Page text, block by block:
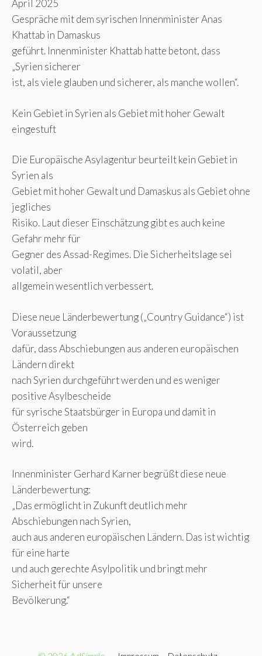
April 2025
Gespräche mit dem syrischen Innenminister Anas
Khattab in Damaskus
geführt. Innenminister Khattab hatte betont, dass
„Syrien sicherer
ist, als viele glauben und sicherer, als manche wollen“.
Kein Gebiet in Syrien als Gebiet mit hoher Gewalt
eingestuft
Die Europäische Asylagentur beurteilt kein Gebiet in
Syrien als
Gebiet mit hoher Gewalt und Damaskus als Gebiet ohne
jegliches
Risiko. Laut dieser Einschätzung gibt es auch keine
Gefahr mehr für
Gegner des Assad-Regimes. Die Sicherheitslage sei
volatil, aber
allgemein wesentlich verbessert.
Diese neue Länderbewertung („Country Guidance“) ist
Voraussetzung
dafür, dass Abschiebungen aus anderen europäischen
Ländern direkt
nach Syrien durchgeführt werden und es weniger
positive Asylbescheide
für syrische Staatsbürger in Europa und damit in
Österreich geben
wird.
Innenminister Gerhard Karner begrüßt diese neue
Länderbewertung:
„Das ermöglicht in Zukunft deutlich mehr
Abschiebungen nach Syrien,
auch aus anderen europäischen Ländern. Das ist wichtig
für eine harte
und auch gerechte Asylpolitik und bringt mehr
Sicherheit für unsere
Bevölkerung.“